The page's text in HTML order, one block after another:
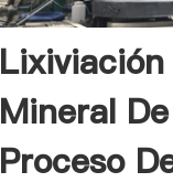
Lixiviación
Mineral
Proceso